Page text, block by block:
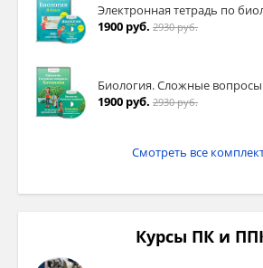
Электронная тетрадь по
1900 руб. 2930 руб.
Биология. Сложные
1900 руб. 2930 руб.
Смотреть все
Курсы ПК и